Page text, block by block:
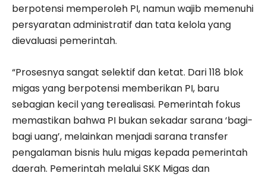
berpotensi memperoleh PI, namun wajib memenuhi
persyaratan administratif dan tata kelola yang
dievaluasi pemerintah.
“Prosesnya sangat selektif dan ketat. Dari 118 blok
migas yang berpotensi memberikan PI, baru
sebagian kecil yang terealisasi. Pemerintah fokus
memastikan bahwa PI bukan sekadar sarana ‘bagi-
bagi uang’, melainkan menjadi sarana transfer
pengalaman bisnis hulu migas kepada pemerintah
daerah. Pemerintah melalui SKK Migas dan